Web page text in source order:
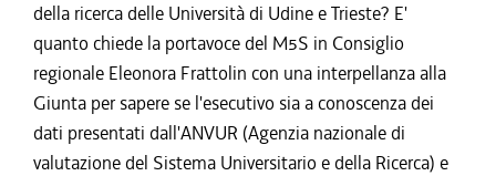
della ricerca delle Università di Udine e Trieste? E'
quanto chiede la portavoce del M5S in Consiglio
regionale Eleonora Frattolin con una interpellanza alla
Giunta per sapere se l'esecutivo sia a conoscenza dei
dati presentati dall'ANVUR (Agenzia nazionale di
valutazione del Sistema Universitario e della Ricerca) e